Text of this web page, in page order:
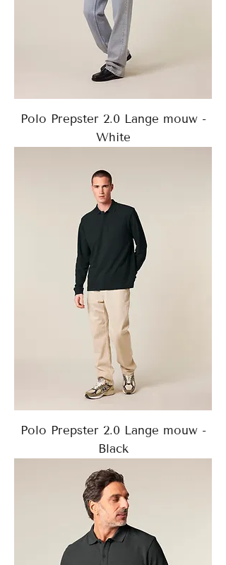
Polo Prepster 2.0 Lange mouw -
White
Polo Prepster 2.0 Lange mouw -
Black